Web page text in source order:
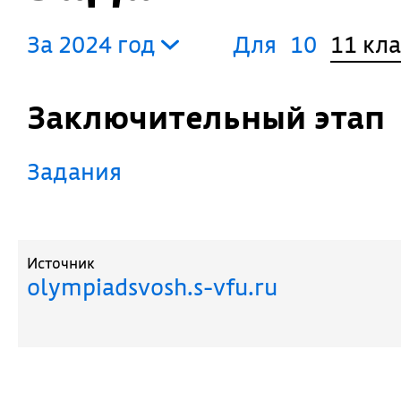
За 2024 год Для 10 11
Заключительный этап
Задания
Источник
olympiadsvosh.s-vfu.ru